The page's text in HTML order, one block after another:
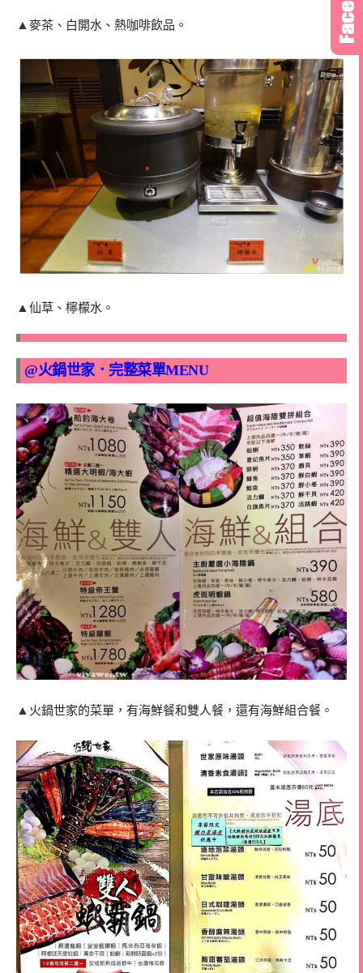
▲麥茶、白開水、熱咖啡飲品。
▲仙草、檸檬水。
@火鍋世家．完整菜單MENU
▲ 火鍋世家的菜單，有海鮮餐和雙人餐，還有海鮮組合餐。